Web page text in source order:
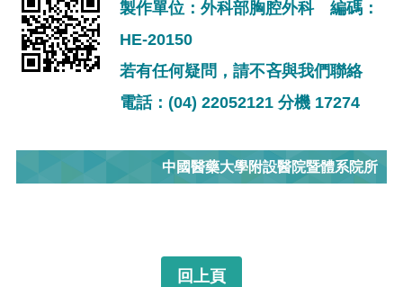
製作單位：外科部胸腔外科 編碼：
HE-20150
若有任何疑問，請不吝與我們聯絡
電話：(04) 22052121 分機 17274
中國醫藥大學附設醫院暨體系院所
回上頁